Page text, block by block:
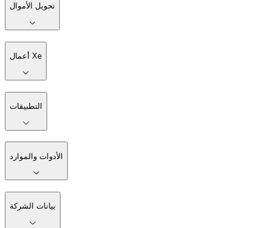
تحويل الأموال
أعمال Xe
التطبيقات
الأدوات والموارد
بيانات الشركة